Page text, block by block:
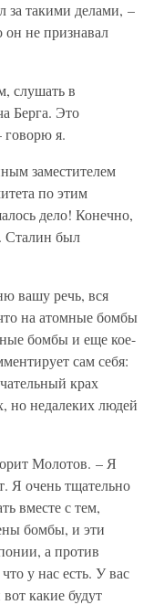
за такими делами, –
не признавал
слушать в
Берга. Это
говорю я.
заместителем
по этим
дело! Конечно,
Сталин был
вашу речь, вся
на атомные бомбы
бомбы и еще кое-
сам себя:
крах
но недалеких людей
Молотов. – Я
Я очень тщательно
вместе с тем,
бомбы, и эти
а против
у нас есть. У вас
какие будут